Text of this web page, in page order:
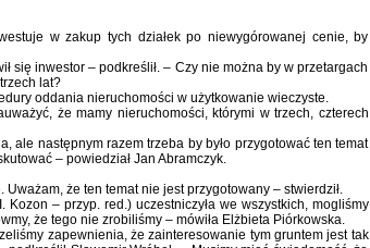
w zakup tych działek po niewygórowanej cenie, by
się inwestor – podkreślił. – Czy nie można by w przetargach
lat?
oddania nieruchomości w użytkowanie wieczyste.
że mamy nieruchomości, którymi w trzech, czterech
ale następnym razem trzeba by było przygotować ten temat
– powiedział Jan Abramczyk.
że ten temat nie jest przygotowany – stwierdził.
– przyp. red.) uczestniczyła we wszystkich, mogliśmy
że tego nie zrobiliśmy – mówiła Elżbieta Piórkowska.
zapewnienia, że zainteresowanie tym gruntem jest tak